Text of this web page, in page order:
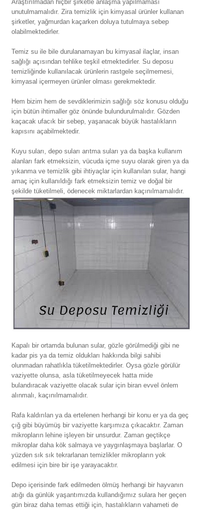
Araştırılmadan hiçbir şirketle anlaşma yapılmaması
unutulmamalıdır. Zira temizlik için kimyasal ürünler kullanan
şirketler, yağmurdan kaçarken doluya tutulmaya sebep
olabilmektedirler.
Temiz su ile bile durulanamayan bu kimyasal ilaçlar, insan
sağlığı açısından tehlike teşkil etmektedirler. Su deposu
temizliğinde kullanılacak ürünlerin rastgele seçilmemesi,
kimyasal içermeyen ürünler olması gerekmektedir.
Hem bizim hem de sevdiklerimizin sağlığı söz konusu olduğu
için bütün ihtimaller göz önünde bulundurulmalıdır. Gözden
kaçacak ufacık bir sebep, yaşanacak büyük hastalıkların
kapısını açabilmektedir.
Kuyu suları, depo suları arıtma suları ya da başka kullanım
alanları fark etmeksizin, vücuda içme suyu olarak giren ya da
yıkanma ve temizlik gibi ihtiyaçlar için kullanılan sular, hangi
amaç için kullanıldığı fark etmeksizin temiz ve doğal bir
şekilde tüketilmeli, ödenecek miktarlardan kaçınılmamalıdır.
Kapalı bir ortamda bulunan sular, gözle görülmediği gibi ne
kadar pis ya da temiz oldukları hakkında bilgi sahibi
olunmadan rahatlıkla tüketilmektedirler. Oysa gözle görülür
vaziyette olunsa, asla tüketilmeyecek hatta mide
bulandıracak vaziyette olacak sular için biran evvel önlem
alınmalı, kaçınılmamalıdır.
Rafa kaldırılan ya da ertelenen herhangi bir konu er ya da geç
çığ gibi büyümüş bir vaziyette karşımıza çıkacaktır. Zaman
mikropların lehine işleyen bir unsurdur. Zaman geçtikçe
mikroplar daha kök salmaya ve yaygınlaşmaya başlarlar. O
yüzden sık sık tekrarlanan temizlikler mikropların yok
edilmesi için bire bir işe yarayacaktır.
Depo içerisinde fark edilmeden ölmüş herhangi bir hayvanın
atığı da günlük yaşantımızda kullandığımız sulara her geçen
gün biraz daha temas ettiği için, hastalıkların vahameti de